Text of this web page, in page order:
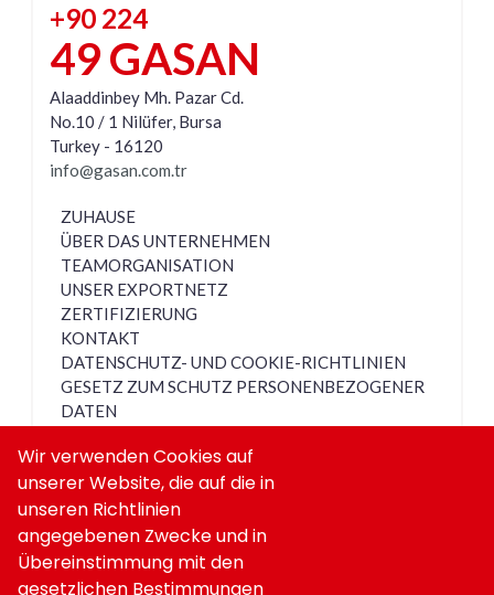
+90 224
49 GASAN
Alaaddinbey Mh. Pazar Cd.
No.10 / 1 Nilüfer, Bursa
Turkey - 16120
info@gasan.com.tr
ZUHAUSE
ÜBER DAS UNTERNEHMEN
TEAMORGANISATION
UNSER EXPORTNETZ
ZERTIFIZIERUNG
KONTAKT
DATENSCHUTZ- UND COOKIE-RICHTLINIEN
GESETZ ZUM SCHUTZ PERSONENBEZOGENER
DATEN
Gepäckgasfedern
Küchengasfedern
Medizinische Gasfedern
Dämpfer
Blockierbare Gasfedern
Wir verwenden Cookies auf
unserer Website, die auf die in
unseren Richtlinien
angegebenen Zwecke und in
Übereinstimmung mit den
gesetzlichen Bestimmungen